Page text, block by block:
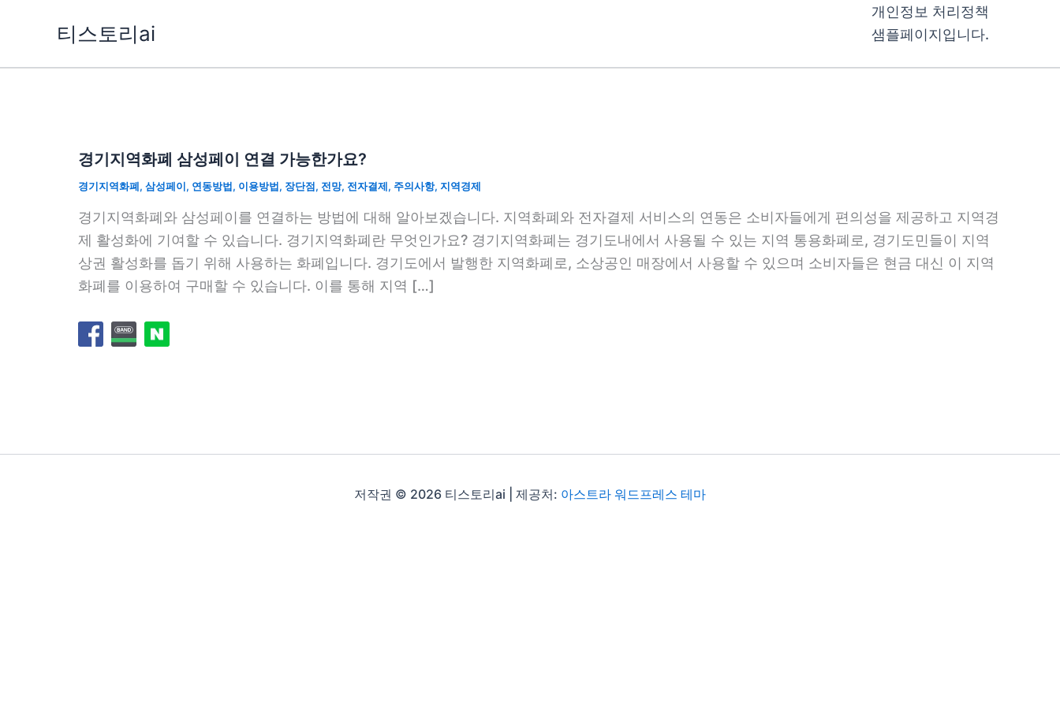
티스토리ai
개인정보 처리정책
샘플페이지입니다.
경기지역화폐 삼성페이 연결 가능한가요?
경기지역화폐, 삼성페이, 연동방법, 이용방법, 장단점, 전망, 전자결제, 주의사항, 지역경제
경기지역화폐와 삼성페이를 연결하는 방법에 대해 알아보겠습니다. 지역화폐와 전자결제 서비스의 연동은 소비자들에게 편의성을 제공하고 지역경
제 활성화에 기여할 수 있습니다. 경기지역화폐란 무엇인가요? 경기지역화폐는 경기도내에서 사용될 수 있는 지역 통용화폐로, 경기도민들이 지역
상권 활성화를 돕기 위해 사용하는 화폐입니다. 경기도에서 발행한 지역화폐로, 소상공인 매장에서 사용할 수 있으며 소비자들은 현금 대신 이 지역
화폐를 이용하여 구매할 수 있습니다. 이를 통해 지역 […]
저작권 © 2026 티스토리ai | 제공처: 아스트라 워드프레스 테마